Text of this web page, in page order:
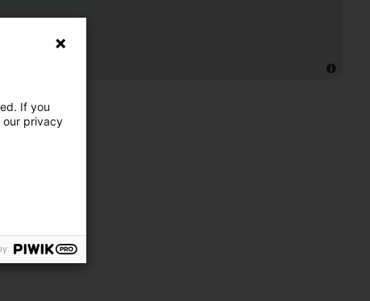
If you
our privacy